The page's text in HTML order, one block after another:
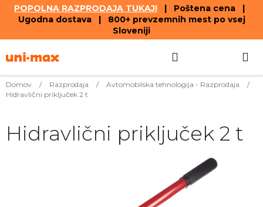
POPOLNA RAZPRODAJA TUKAJ!| Poštena cena |
Ugodna dostava | 800+ prevzemnih mest po vsej
Sloveniji
to
Domov / Razprodaja / Avtomobilska tehnologija - Razprodaja
/
Hidravlični priključek 2 t
Hidravlični priključek 2 t